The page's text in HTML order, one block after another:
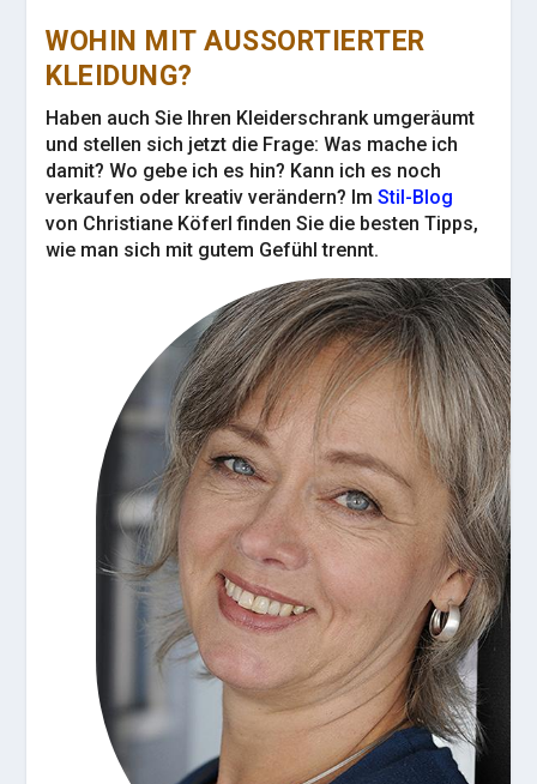
WOHIN MIT AUSSORTIERTER
KLEIDUNG?
Haben auch Sie Ihren Kleiderschrank umgeräumt
und stellen sich jetzt die Frage: Was mache ich
damit? Wo gebe ich es hin? Kann ich es noch
verkaufen oder kreativ verändern? ImStil-Blog
von Christiane Köferl finden Sie die besten Tipps,
wie man sich mit gutem Gefühl trennt.